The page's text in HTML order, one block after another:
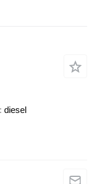
diesel